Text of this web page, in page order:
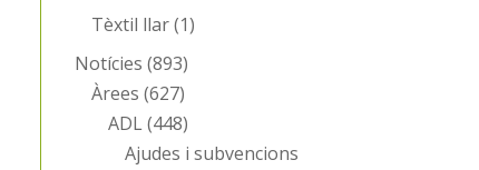
Tèxtil llar(1)
Notícies (893)
Àrees (627)
ADL(448)
Ajudes i subvencions